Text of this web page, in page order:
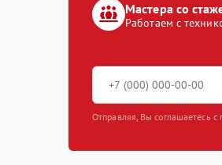
Мастера со
Работаем с
Отправляя, Вы соглашаетесь